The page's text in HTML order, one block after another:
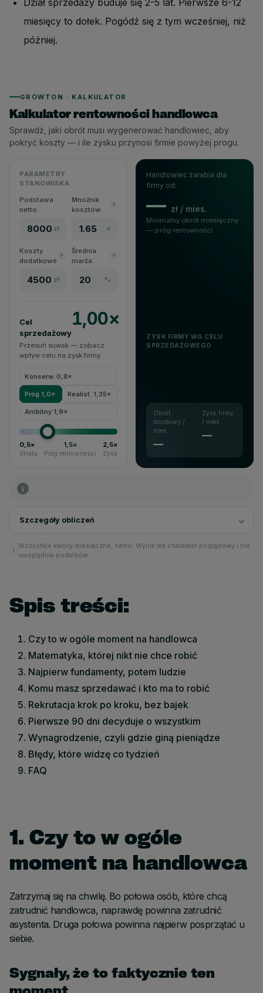
Dział sprzedaży buduje się 2-5 lat. Pierwsze 6-12
miesięcy to dołek. Pogódź się z tym wcześniej, niż
później.
GROWTON · KALKULATOR
Kalkulator rentowności handlowca
Sprawdź, jaki obrót musi wygenerować handlowiec, aby
pokryć koszty — i ile zysku przynosi firmie powyżej progu.
PARAMETRY
STANOWISKA
Podstawa
netto
zł
Mnożnik
kosztów
?
×
Koszty
dodatkowe
?
zł
Średnia
marża
?
%
Cel
sprzedażowy
1,00×
Przesuń suwak — zobacz
wpływ celu na zysk firmy.
Konserw. 0,8×
Próg 1,0× Realist. 1,35×
Ambitny 1,9×
0,5×
Strata
1,5×
Próg rentowności
2,5×
Zysk
Handlowiec zarabia dla
firmy od:
— zł / mies.
Minimalny obrót miesięczny
— próg rentowności.
ZYSK FIRMY WG CELU
SPRZEDAŻOWEGO
Obrót
docelowy /
mies.
—
Zysk firmy
/ mies.
—
i
Szczegóły obliczeń
Wszystkie kwoty miesięczne, netto. Wynik ma charakter poglądowy i nie
uwzględnia podatków.
Spis treści:
Czy to w ogóle moment na handlowca
Matematyka, której nikt nie chce robić
Najpierw fundamenty, potem ludzie
Komu masz sprzedawać i kto ma to robić
Rekrutacja krok po kroku, bez bajek
Pierwsze 90 dni decyduje o wszystkim
Wynagrodzenie, czyli gdzie giną pieniądze
Błędy, które widzę co tydzień
FAQ
1. Czy to w ogóle
moment na handlowca
Zatrzymaj się na chwilę. Bo połowa osób, które chcą
zatrudnić handlowca, naprawdę powinna zatrudnić
asystenta. Druga połowa powinna najpierw posprzątać u
siebie.
Sygnały, że to faktycznie ten